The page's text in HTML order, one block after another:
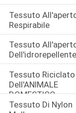
Tessuto
Respirabile
Tessuto
Dell'idrorepellente
Tessuto Riciclato
Dell'ANIMALE
DOMESTICO
Tessuto Di Nylon